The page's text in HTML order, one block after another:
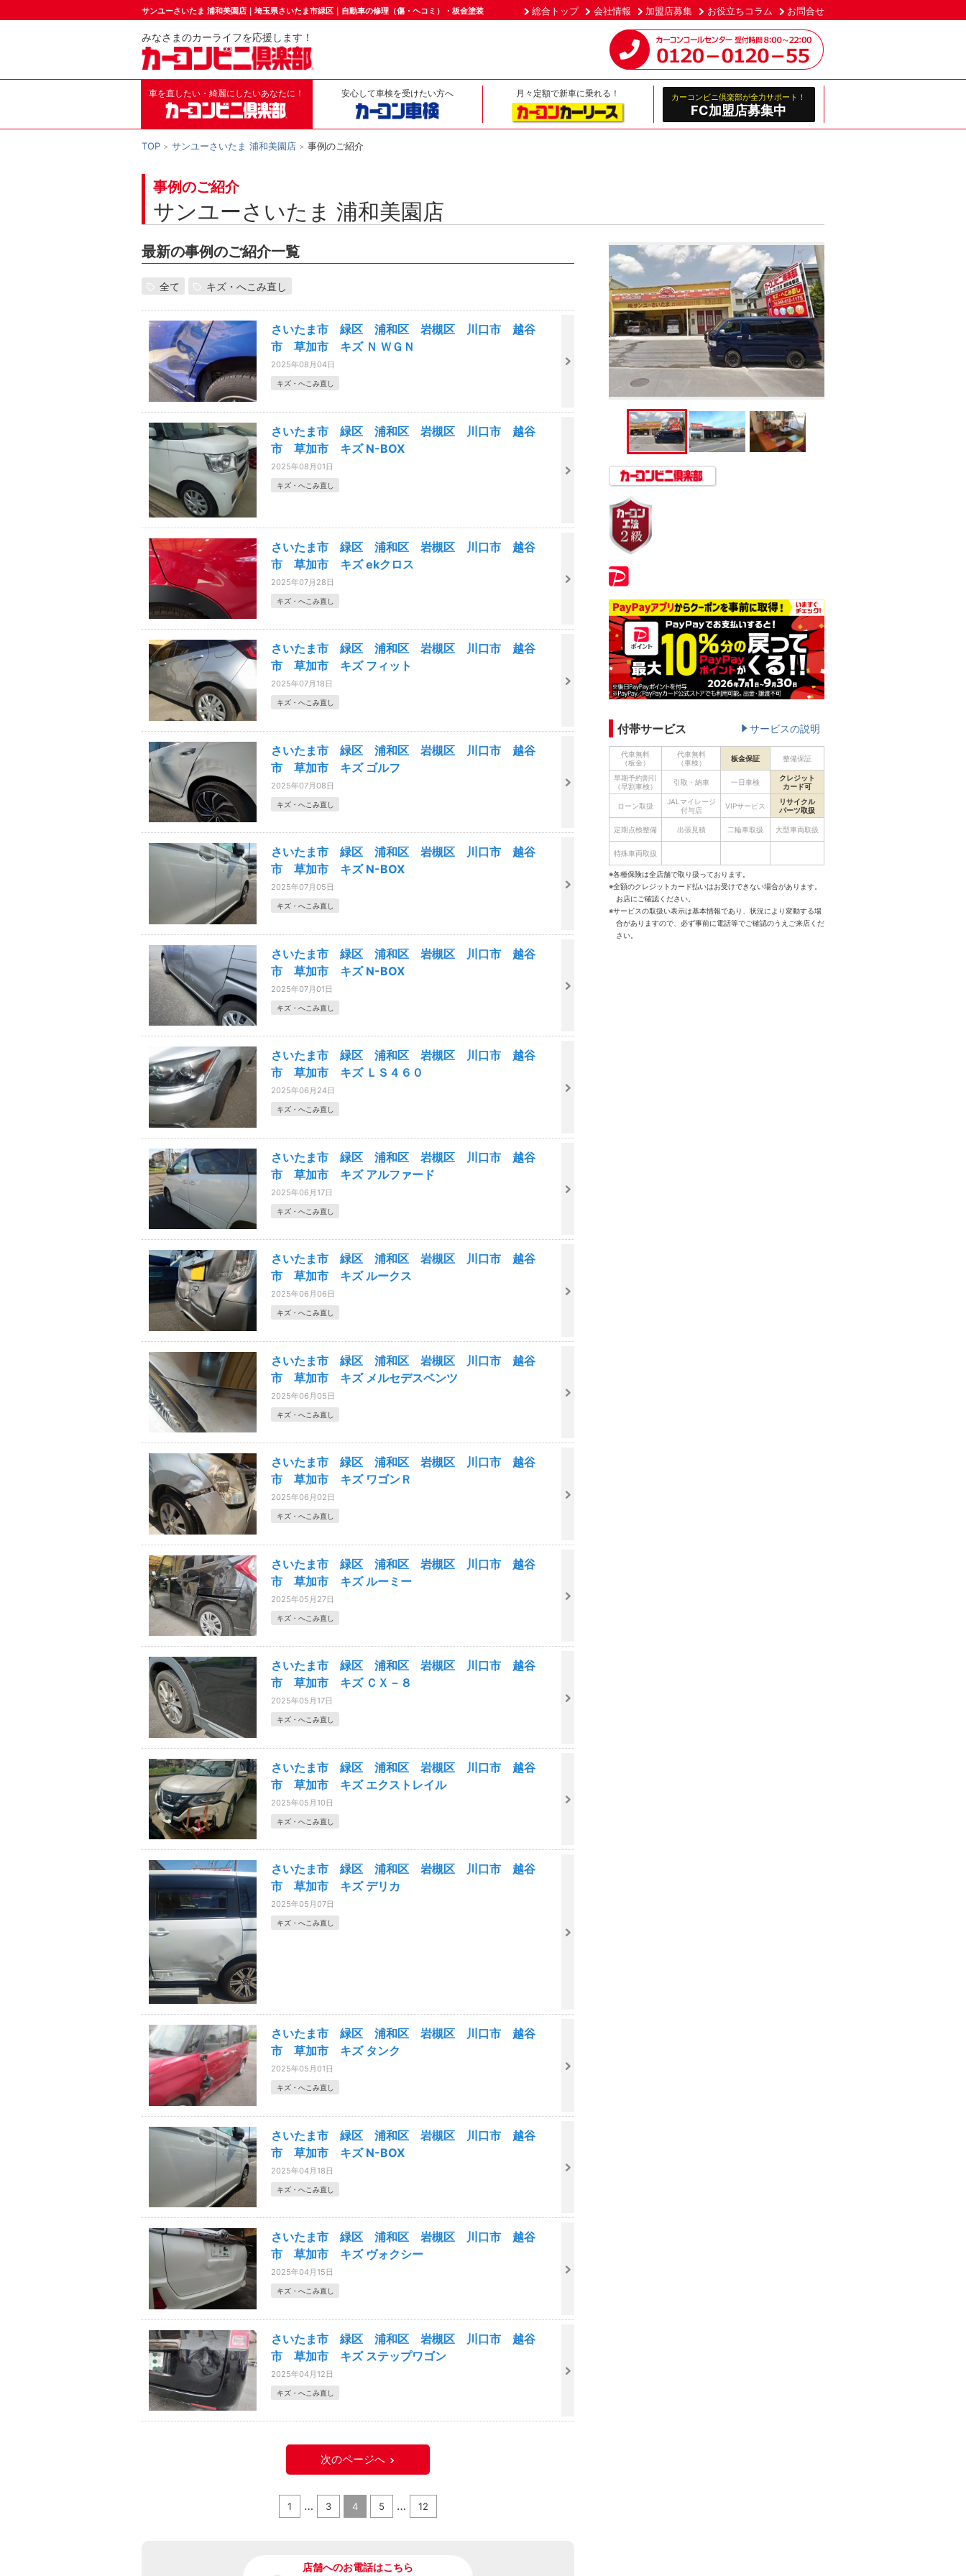
サンユーさいたま 浦和美園店｜埼玉県さいたま市緑区｜自動車の修理（傷・ヘコミ）・板金塗装 総合トップ 会社情報 加盟店募集 お役立ちコラム お問合せ
みなさまのカーライフを応援します！
車を直したい・綺麗にしたいあなたに！ 安心して車検を受けたい方へ 月々定額で新車に乗れる！ カーコンビニ倶楽部が全力サポート！
FC加盟店募集中
TOP サンユーさいたま 浦和美園店 事例のご紹介
事例のご紹介
サンユーさいたま 浦和美園店
最新の事例のご紹介一覧
全て キズ・へこみ直し
さいたま市 緑区 浦和区 岩槻区 川口市 越谷
市 草加市 キズ Ｎ ＷＧＮ
2025年08月04日
キズ・へこみ直し
さいたま市 緑区 浦和区 岩槻区 川口市 越谷
市 草加市 キズ N-BOX
2025年08月01日
キズ・へこみ直し
さいたま市 緑区 浦和区 岩槻区 川口市 越谷
市 草加市 キズ ekクロス
2025年07月28日
キズ・へこみ直し
さいたま市 緑区 浦和区 岩槻区 川口市 越谷
市 草加市 キズ フィット
2025年07月18日
キズ・へこみ直し
さいたま市 緑区 浦和区 岩槻区 川口市 越谷
市 草加市 キズ ゴルフ
2025年07月08日
キズ・へこみ直し
さいたま市 緑区 浦和区 岩槻区 川口市 越谷
市 草加市 キズ N-BOX
2025年07月05日
キズ・へこみ直し
さいたま市 緑区 浦和区 岩槻区 川口市 越谷
市 草加市 キズ N-BOX
2025年07月01日
キズ・へこみ直し
さいたま市 緑区 浦和区 岩槻区 川口市 越谷
市 草加市 キズ ＬＳ４６０
2025年06月24日
キズ・へこみ直し
さいたま市 緑区 浦和区 岩槻区 川口市 越谷
市 草加市 キズ アルファード
2025年06月17日
キズ・へこみ直し
さいたま市 緑区 浦和区 岩槻区 川口市 越谷
市 草加市 キズ ルークス
2025年06月06日
キズ・へこみ直し
さいたま市 緑区 浦和区 岩槻区 川口市 越谷
市 草加市 キズ メルセデスベンツ
2025年06月05日
キズ・へこみ直し
さいたま市 緑区 浦和区 岩槻区 川口市 越谷
市 草加市 キズ ワゴンＲ
2025年06月02日
キズ・へこみ直し
さいたま市 緑区 浦和区 岩槻区 川口市 越谷
市 草加市 キズ ルーミー
2025年05月27日
キズ・へこみ直し
さいたま市 緑区 浦和区 岩槻区 川口市 越谷
市 草加市 キズ ＣＸ－８
2025年05月17日
キズ・へこみ直し
さいたま市 緑区 浦和区 岩槻区 川口市 越谷
市 草加市 キズ エクストレイル
2025年05月10日
キズ・へこみ直し
さいたま市 緑区 浦和区 岩槻区 川口市 越谷
市 草加市 キズ デリカ
2025年05月07日
キズ・へこみ直し
さいたま市 緑区 浦和区 岩槻区 川口市 越谷
市 草加市 キズ タンク
2025年05月01日
キズ・へこみ直し
さいたま市 緑区 浦和区 岩槻区 川口市 越谷
市 草加市 キズ N-BOX
2025年04月18日
キズ・へこみ直し
さいたま市 緑区 浦和区 岩槻区 川口市 越谷
市 草加市 キズ ヴォクシー
2025年04月15日
キズ・へこみ直し
さいたま市 緑区 浦和区 岩槻区 川口市 越谷
市 草加市 キズ ステップワゴン
2025年04月12日
キズ・へこみ直し
次のページへ
1 … 3 4 5 … 12
店舗へのお電話はこちら
付帯サービス サービスの説明
代車無料
（板金）
代車無料
（車検）
板金保証 整備保証
早期予約割引
（早割車検）
引取・納車 一日車検
クレジット
カード可
ローン取扱
JALマイレージ
付与店
VIPサービス
リサイクル
パーツ取扱
定期点検整備 出張見積 二輪車取扱 大型車両取扱
特殊車両取扱
※各種保険は全店舗で取り扱っております。
※全額のクレジットカード払いはお受けできない場合があります。
お店にご確認ください。
※サービスの取扱い表示は基本情報であり、状況により変動する場
合がありますので、必ず事前に電話等でご確認のうえご来店くだ
さい。